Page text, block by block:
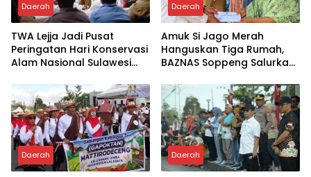
Daerah
TWA Lejja Jadi Pusat
Peringatan Hari Konservasi
Alam Nasional Sulawesi
Daerah
Amuk Si Jago Merah
Hanguskan Tiga Rumah,
BAZNAS Soppeng Salurkan
Daerah Daerah